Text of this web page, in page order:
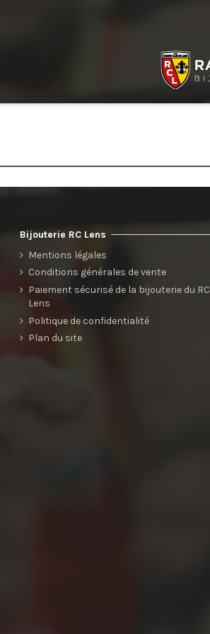
Bijouterie RC Lens
Mentions légales
Conditions générales de vente
Paiement sécurisé de la bijouterie du RC
Lens
Politique de confidentialité
Plan du site